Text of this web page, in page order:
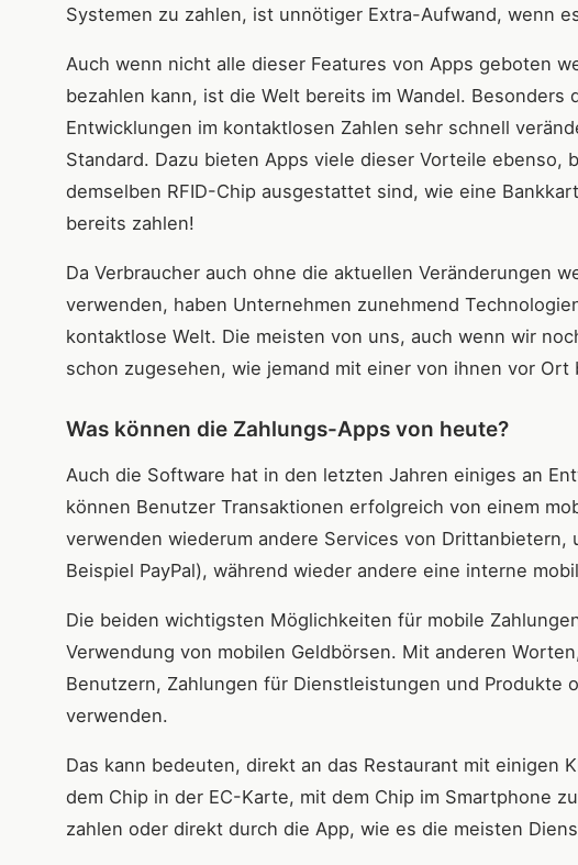
Systemen zu zahlen, ist unnötiger Extra-Aufwand, wenn
Auch wenn nicht alle dieser Features von Apps geboten
bezahlen kann, ist die Welt bereits im Wandel. Besonders
Entwicklungen im kontaktlosen Zahlen sehr schnell
Standard. Dazu bieten Apps viele dieser Vorteile ebenso,
demselben RFID-Chip ausgestattet sind, wie eine
bereits zahlen!
Da Verbraucher auch ohne die aktuellen Veränderungen
verwenden, haben Unternehmen zunehmend
kontaktlose Welt. Die meisten von uns, auch wenn wir
schon zugesehen, wie jemand mit einer von ihnen vor Ort
Was können die Zahlungs-Apps von heute?
Auch die Software hat in den letzten Jahren einiges an
können Benutzer Transaktionen erfolgreich von einem
verwenden wiederum andere Services von Drittanbietern,
Beispiel PayPal), während wieder andere eine interne
Die beiden wichtigsten Möglichkeiten für mobile
Verwendung von mobilen Geldbörsen. Mit anderen
Benutzern, Zahlungen für Dienstleistungen und
verwenden.
Das kann bedeuten, direkt an das Restaurant mit einigen
dem Chip in der EC-Karte, mit dem Chip im Smartphone
zahlen oder direkt durch die App, wie es die meisten